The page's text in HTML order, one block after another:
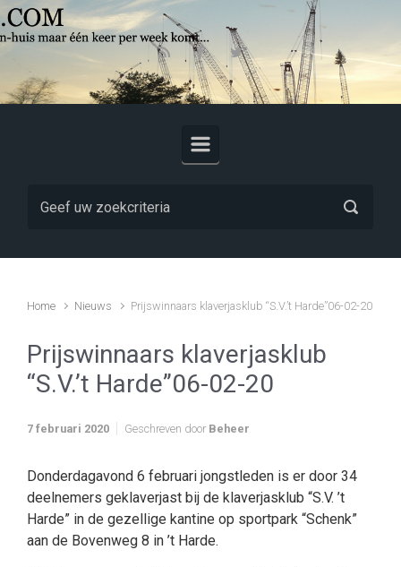
Skip to main content
Home Nieuws Prijswinnaars klaverjasklub “S.V.’t Harde”06-02-20
Prijswinnaars klaverjasklub
“S.V.’t Harde”06-02-20
7 februari 2020 Geschreven door Beheer
Donderdagavond 6 februari jongstleden is er door 34
deelnemers geklaverjast bij de klaverjasklub “S.V. ’t
Harde” in de gezellige kantine op sportpark “Schenk”
aan de Bovenweg 8 in ’t Harde.